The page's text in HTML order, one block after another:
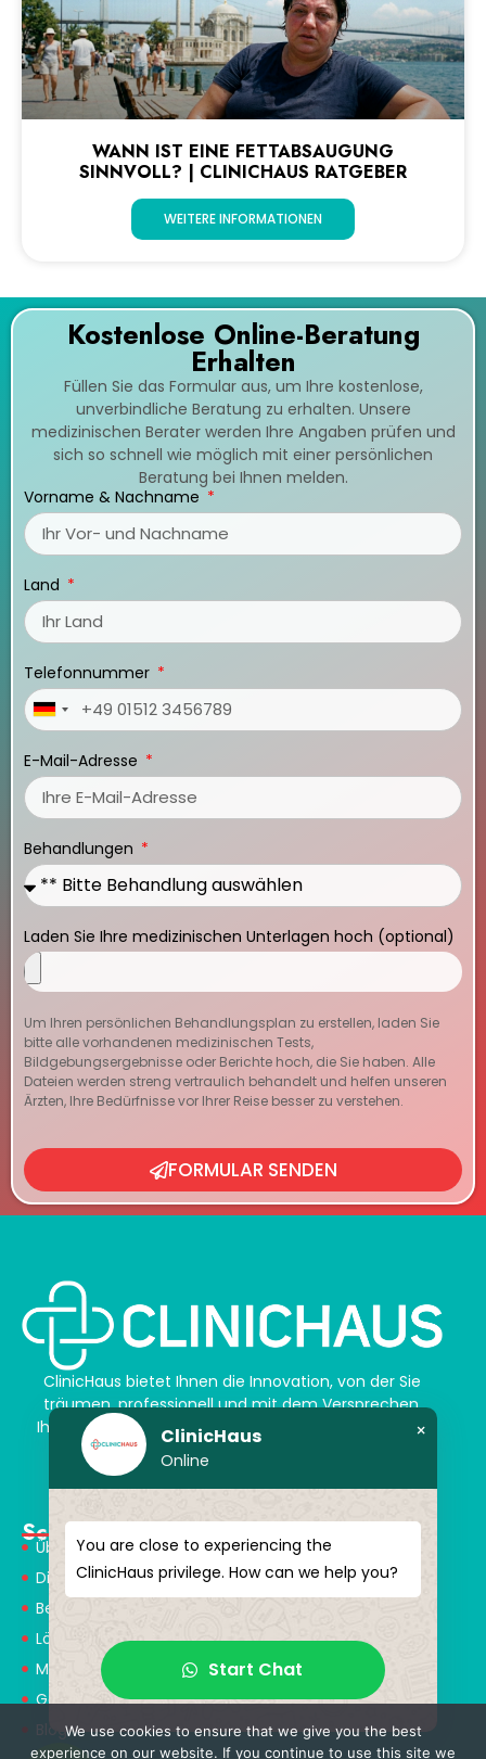
WANN IST EINE FETTABSAUGUNG
SINNVOLL? | CLINICHAUS RATGEBER
WEITERE INFORMATIONEN
Kostenlose Online-Beratung
Erhalten
Füllen Sie das Formular aus, um Ihre kostenlose,
unverbindliche Beratung zu erhalten. Unsere
medizinischen Berater werden Ihre Angaben prüfen und
sich so schnell wie möglich mit einer persönlichen
Beratung bei Ihnen melden.
Vorname & Nachname
Land
Telefonnummer
Germany
E-Mail-Adresse
Behandlungen
Laden Sie Ihre medizinischen Unterlagen hoch (optional)
Um Ihren persönlichen Behandlungsplan zu erstellen, laden Sie
bitte alle vorhandenen medizinischen Tests,
Bildgebungsergebnisse oder Berichte hoch, die Sie haben. Alle
Dateien werden streng vertraulich behandelt und helfen unseren
Ärzten, Ihre Bedürfnisse vor Ihrer Reise besser zu verstehen.
FORMULAR SENDEN
ClinicHaus bietet Ihnen die Innovation, von der Sie
träumen, professionell und mit dem Versprechen,
Ihnen magische Akzente zu verleihen. Schenken Sie
sich selbst ein neues „Ich“.
Schnellmenü
Über Uns
Dienstleistungen
Behandlungen
Lösungspartner
Medical Consultants
Gesundheitstourismus
Blog
ClinicHaus
Online
×
You are close to experiencing the
ClinicHaus privilege. How can we help you?
Start Chat
We use cookies to ensure that we give you the best
experience on our website. If you continue to use this site we